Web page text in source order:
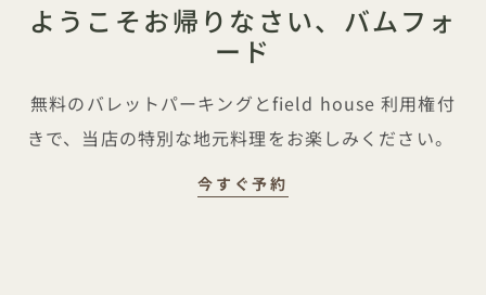
ようこそお帰りなさい、バムフォ
ード
無料のバレットパーキングとfield house 利用権付
きで、当店の特別な地元料理をお楽しみください。
今すぐ予約